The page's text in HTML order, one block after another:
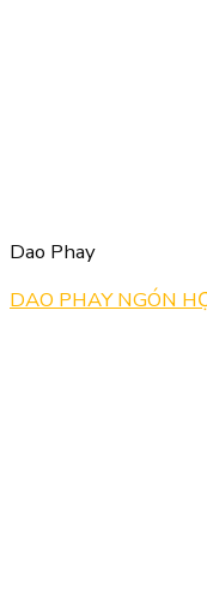
Dao Phay
DAO PHAY NGÓN